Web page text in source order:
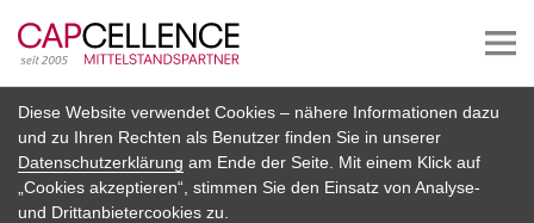
Verhaltenskodex
Präambel
Diese Website verwendet Cookies – nähere Informationen dazu
und zu Ihren Rechten als Benutzer finden Sie in unserer
Datenschutzerklärung am Ende der Seite. Mit einem Klick auf
„Cookies akzeptieren“, stimmen Sie den Einsatz von Analyse-
und Drittanbietercookies zu.